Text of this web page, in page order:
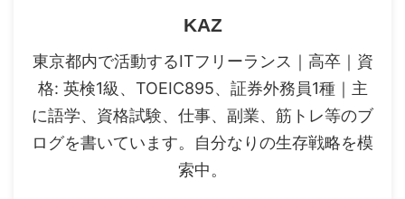
KAZ
東京都内で活動するITフリーランス｜高卒｜資
格: 英検1級、TOEIC895、証券外務員1種｜主
に語学、資格試験、仕事、副業、筋トレ等のブ
ログを書いています。自分なりの生存戦略を模
索中。